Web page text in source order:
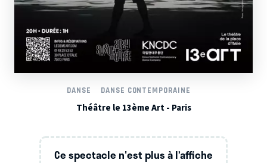
DANSE DANSE CONTEMPORAINE
Théâtre le 13ème Art - Paris
Ce spectacle n'est plus à l’affiche